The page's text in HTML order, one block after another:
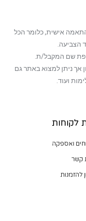
אישית, כלומר הכל
הצביעה.
שם המקבל/ת.
אך ניתן למצוא באתר גם
ועוד.
לקוחות
ואספקה
קשר
להזמנות